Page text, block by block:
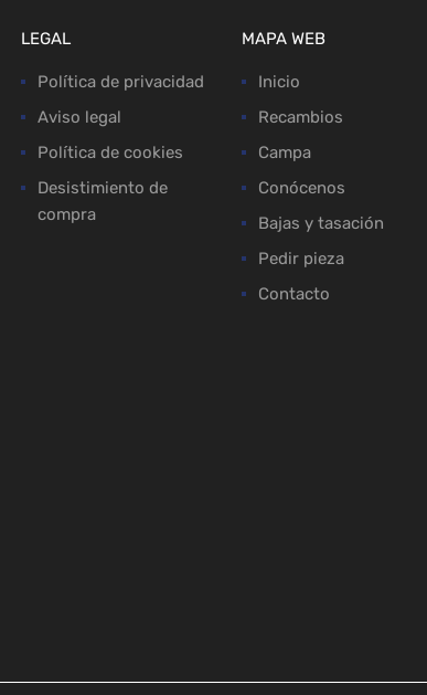
LEGAL
Política de privacidad
Aviso legal
Política de cookies
Desistimiento de
compra
MAPA WEB
Inicio
Recambios
Campa
Conócenos
Bajas y tasación
Pedir pieza
Contacto